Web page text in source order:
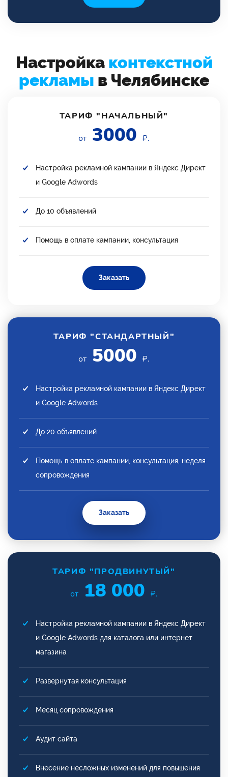
Настройка контекстной
рекламы в Челябинске
ТАРИФ "НАЧАЛЬНЫЙ"
от 3000 ₽.
Настройка рекламной кампании в Яндекс Директ
и Google Adwords
До 10 объявлений
Помощь в оплате кампании, консультация
Заказать
ТАРИФ "СТАНДАРТНЫЙ"
от 5000 ₽.
Настройка рекламной кампании в Яндекс Директ
и Google Adwords
До 20 объявлений
Помощь в оплате кампании, консультация, неделя
сопровождения
Заказать
ТАРИФ "ПРОДВИНУТЫЙ"
от 18 000 ₽.
Настройка рекламной кампании в Яндекс Директ
и Google Adwords для каталога или интернет
магазина
Развернутая консультация
Месяц сопровождения
Аудит сайта
Внесение несложных изменений для повышения